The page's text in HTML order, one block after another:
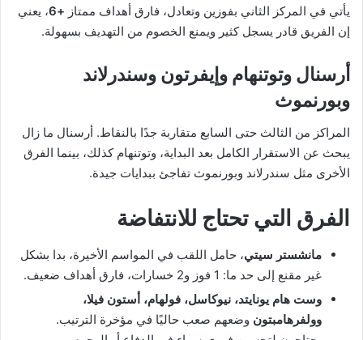
يأتي في المركز الثاني بفوزين وتعادل، فارق أهداف ممتاز +6
، يعني
إن الفريق قادر يسجل كثير ويمنع الخصوم من التهديف بسهولة.
أرسنال وتوتنهام وإيفرتون وسندرلاند
وبورنموث
المراكز من الثالث حتى السابع متقاربة جدًا بالنقاط. أرسنال ما زال
يبحث عن الاستقرار الكامل بعد البداية، وتوتنهام كذلك، بينما الفرق
الأخرى مثل سندرلاند وبورنموث تفاجئ ببدايات جيدة.
الفرق التي تحتاج للانتفاضة
مانشستر سيتي، حامل اللقب في المواسم الأخيرة، بدا بشكل
غير مقنع إلى حد ما: 1 فوز و2 خسارات، فارق أهداف ضعيف.
وست هام يونايتد، نيوكاسل، فولهام، أستون فيلا،
وولفرهامبتون وضعهم صعب حاليًا في مؤخرة الترتيب.